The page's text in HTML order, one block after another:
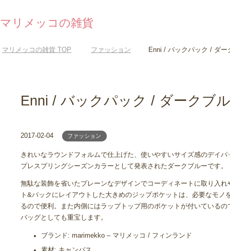
マリメッコの雑貨
マリメッコの雑貨 TOP ファッション Enni / バックパック / ダー
Enni / バックパック / ダークブ
2017-02-04 ファッション
きれいなラウンドフォルムで仕上げた、使いやすいサイズ感のデイ
プレスプリングシーズンカラーとして発表されたダークブルーです。
無駄な装飾を省いたプレーンなデザインでコーディネートに取り入
ト&バックにレイアウトした大きめのジップポケットは、必要なモノ
るので便利。また内側にはラップトップ用のポケットが付いている
バッグとしても重宝します。
ブランド: marimekko – マリメッコ / フィンランド